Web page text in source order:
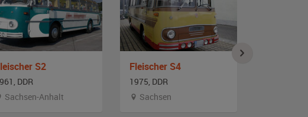
S2
DDR
Sachsen-Anhalt
Fleischer S4
1975, DDR
Sachsen